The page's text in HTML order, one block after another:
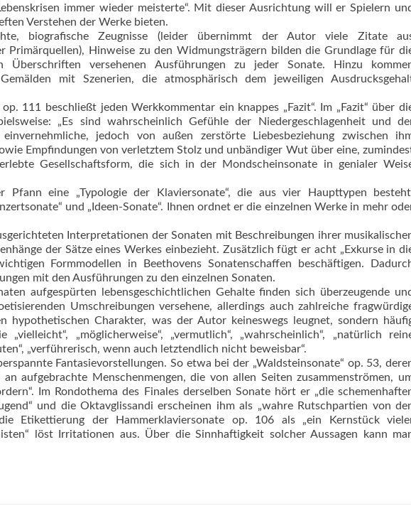
immer wieder meisterte“. Mit dieser Ausrichtung will er Spielern
Verstehen der Werke bieten.
biografische Zeugnisse (leider übernimmt der Autor viele Zitate
Primärquellen), Hinweise zu den Widmungsträgern bilden die Grundlage für
Überschriften versehenen Ausführungen zu jeder Sonate. Hinzu
mit Szenerien, die atmosphärisch dem jeweiligen
111 beschließt jeden Werkkommentar ein knappes „Fazit“. Im „Fazit“ über
„Es sind wahrscheinlich Gefühle der Niedergeschlagenheit und
jedoch von außen zerstörte Liebesbeziehung zwischen
Empfindungen von verletztem Stolz und unbändiger Wut über eine,
Gesellschaftsform, die sich in der Mondscheinsonate in genialer
eine „Typologie der Klaviersonate“, die aus vier Haupttypen
und „Ideen-Sonate“. Ihnen ordnet er die einzelnen Werke in mehr
Interpretationen der Sonaten mit Beschreibungen ihrer
der Sätze eines Werkes einbezieht. Zusätzlich fügt er acht „Exkurse in
Formmodellen in Beethovens Sonatenschaffen beschäftigen.
mit den Ausführungen zu den einzelnen Sonaten.
aufgespürten lebensgeschichtlichen Gehalte finden sich überzeugende
Umschreibungen versehene, allerdings auch zahlreiche
hypothetischen Charakter, was der Autor keineswegs leugnet, sondern
„möglicherweise“, „vermutlich“, „wahrscheinlich“, „natürlich
„verführerisch, wenn auch letztendlich nicht beweisbar“.
Fantasievorstellungen. So etwa bei der „Waldsteinsonate“ op. 53,
aufgebrachte Menschenmengen, die von allen Seiten zusammenströmen,
Im Rondothema des Finales derselben Sonate hört er „die
und die Oktavglissandi erscheinen ihm als „wahre Rutschpartien von
Etikettierung der Hammerklaviersonate op. 106 als „ein Kernstück
löst Irritationen aus. Über die Sinnhaftigkeit solcher Aussagen kann